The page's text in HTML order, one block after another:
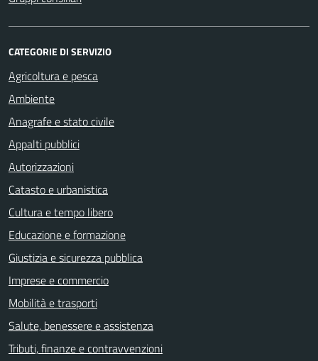
CATEGORIE DI SERVIZIO
Agricoltura e pesca
Ambiente
Anagrafe e stato civile
Appalti pubblici
Autorizzazioni
Catasto e urbanistica
Cultura e tempo libero
Educazione e formazione
Giustizia e sicurezza pubblica
Imprese e commercio
Mobilità e trasporti
Salute, benessere e assistenza
Tributi, finanze e contravvenzioni